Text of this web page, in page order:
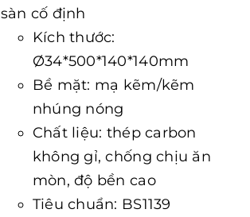
sàn cố định
Kích thước:
Ø34*500*140*140mm
Bề mặt: mạ kẽm/kẽm
nhúng nóng
Chất liệu: thép carbon
không gỉ, chống chịu ăn
mòn, độ bền cao
Tiêu chuẩn: BS1139